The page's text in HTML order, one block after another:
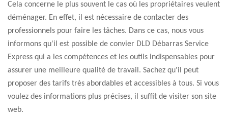
Cela concerne le plus souvent le cas où les propriétaires veulent
déménager. En effet, il est nécessaire de contacter des
professionnels pour faire les tâches. Dans ce cas, nous vous
informons qu'il est possible de convier DLD Débarras Service
Express qui a les compétences et les outils indispensables pour
assurer une meilleure qualité de travail. Sachez qu'il peut
proposer des tarifs très abordables et accessibles à tous. Si vous
voulez des informations plus précises, il suffit de visiter son site
web.